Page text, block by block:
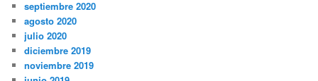
septiembre 2020
agosto 2020
julio 2020
diciembre 2019
noviembre 2019